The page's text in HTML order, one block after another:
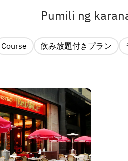
Pumili ng
Course 飲み放題付きプラン